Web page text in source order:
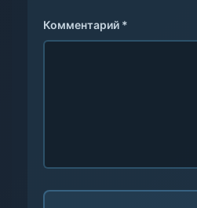
Комментарий *